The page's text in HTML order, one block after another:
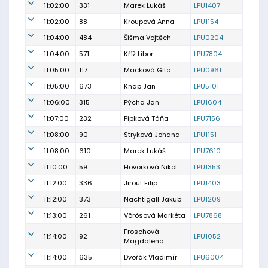
11:02:00
331 Marek Lukáš
LPU1407
11:02:00
88 Kroupová Anna
LPU1154
11:04:00
484 Šišma Vojtěch
LPU0204
11:04:00
571 Kříž Libor
LPU7804
11:05:00
117 Macková Gita
LPU0961
11:05:00
673 Knap Jan
LPU5101
11:06:00
315 Pýcha Jan
LPU1604
11:07:00
232 Pipková Táňa
LPU7156
11:08:00
90 Stryková Johana
LPU1151
11:08:00
610 Marek Lukáš
LPU7610
11:10:00
59 Hovorková Nikol
LPU1353
11:12:00
336 Jirout Filip
LPU1403
11:12:00
373 Nachtigall Jakub
LPU1209
11:13:00
261 Vörösová Markéta LPU7868
11:14:00 92
Froschová
Magdalena
LPU1052
11:14:00 635 Dvořák Vladimír
LPU6004